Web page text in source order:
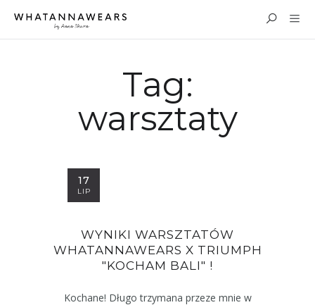
Tag:
warsztaty
17
LIP
WYNIKI WARSZTATÓW
WHATANNAWEARS X TRIUMPH
"KOCHAM BALI" !
Kochane! Długo trzymana przeze mnie w